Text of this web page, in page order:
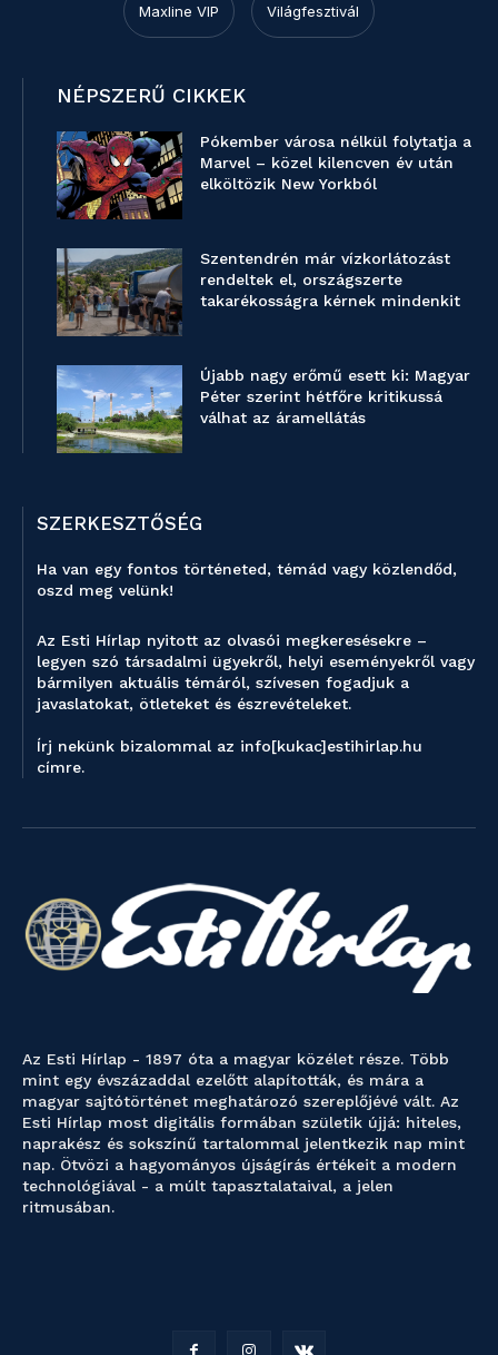
Maxline VIP Világfesztivál
NÉPSZERŰ CIKKEK
Pókember városa nélkül folytatja a
Marvel – közel kilencven év után
elköltözik New Yorkból
Szentendrén már vízkorlátozást
rendeltek el, országszerte
takarékosságra kérnek mindenkit
Újabb nagy erőmű esett ki: Magyar
Péter szerint hétfőre kritikussá
válhat az áramellátás
SZERKESZTŐSÉG
Ha van egy fontos történeted, témád vagy közlendőd,
oszd meg velünk!
Az Esti Hírlap nyitott az olvasói megkeresésekre –
legyen szó társadalmi ügyekről, helyi eseményekről vagy
bármilyen aktuális témáról, szívesen fogadjuk a
javaslatokat, ötleteket és észrevételeket.
Írj nekünk bizalommal az info[kukac]estihirlap.hu
címre.
Az Esti Hírlap - 1897 óta a magyar közélet része. Több
mint egy évszázaddal ezelőtt alapították, és mára a
magyar sajtótörténet meghatározó szereplőjévé vált. Az
Esti Hírlap most digitális formában születik újjá: hiteles,
naprakész és sokszínű tartalommal jelentkezik nap mint
nap. Ötvözi a hagyományos újságírás értékeit a modern
technológiával - a múlt tapasztalataival, a jelen
ritmusában.